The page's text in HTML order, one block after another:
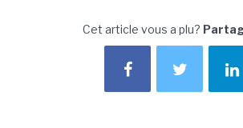
Cet article vous a plu?